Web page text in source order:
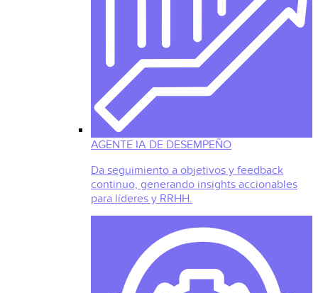
AGENTE IA DE DESEMPEÑO
Da seguimiento a objetivos y feedback
continuo, generando insights accionables
para líderes y RRHH.